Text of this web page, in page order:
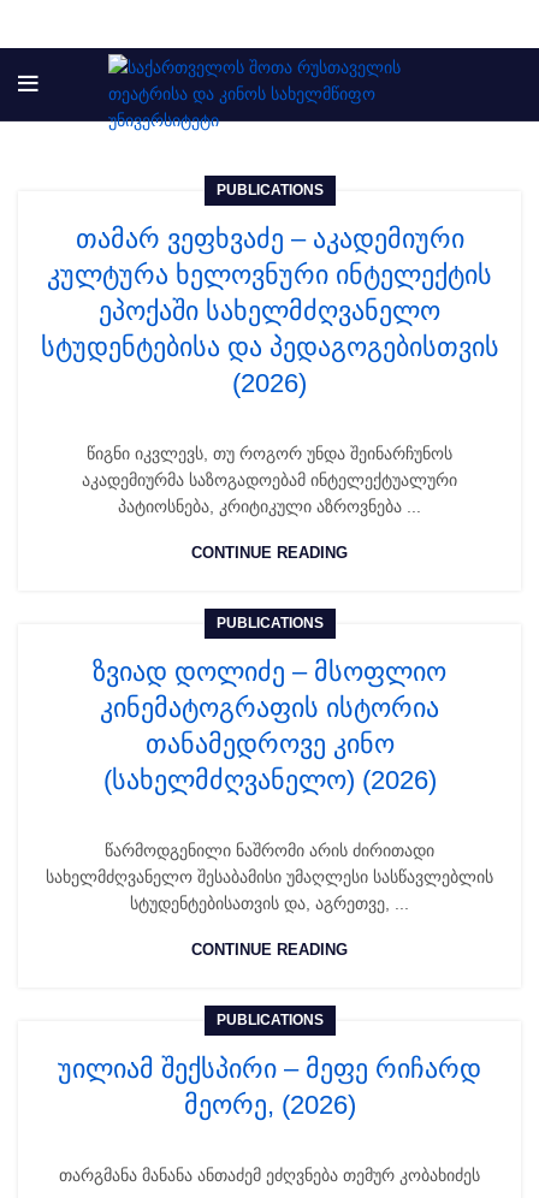
PUBLICATIONS
თამარ ვეფხვაძე – აკადემიური
კულტურა ხელოვნური ინტელექტის
ეპოქაში სახელმძღვანელო
სტუდენტებისა და პედაგოგებისთვის
(2026)
წიგნი იკვლევს, თუ როგორ უნდა შეინარჩუნოს
აკადემიურმა საზოგადოებამ ინტელექტუალური
პატიოსნება, კრიტიკული აზროვნება ...
CONTINUE READING
PUBLICATIONS
ზვიად დოლიძე – მსოფლიო
კინემატოგრაფის ისტორია
თანამედროვე კინო
(სახელმძღვანელო) (2026)
წარმოდგენილი ნაშრომი არის ძირითადი
სახელმძღვანელო შესაბამისი უმაღლესი სასწავლებლის
სტუდენტებისათვის და, აგრეთვე, ...
CONTINUE READING
PUBLICATIONS
უილიამ შექსპირი – მეფე რიჩარდ
მეორე, (2026)
თარგმანა მანანა ანთაძემ ეძღვნება თემურ კობახიძეს